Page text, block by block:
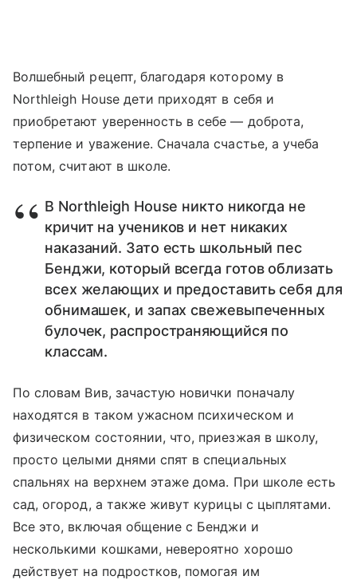
Волшебный рецепт, благодаря которому в
Northleigh House дети приходят в себя и
приобретают уверенность в себе — доброта,
терпение и уважение. Сначала счастье, а учеба
потом, считают в школе.
В Northleigh House никто никогда не
кричит на учеников и нет никаких
наказаний. Зато есть школьный пес
Бенджи, который всегда готов облизать
всех желающих и предоставить себя для
обнимашек, и запах свежевыпеченных
булочек, распространяющийся по
классам.
По словам Вив, зачастую новички поначалу
находятся в таком ужасном психическом и
физическом состоянии, что, приезжая в школу,
просто целыми днями спят в специальных
спальнях на верхнем этаже дома. При школе есть
сад, огород, а также живут курицы с цыплятами.
Все это, включая общение с Бенджи и
несколькими кошками, невероятно хорошо
действует на подростков, помогая им